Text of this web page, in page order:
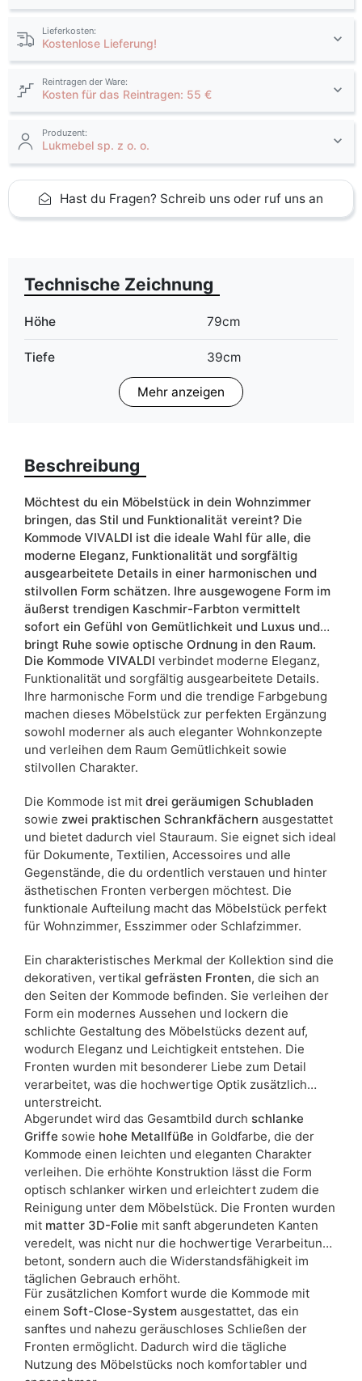
Lieferkosten:
Kostenlose Lieferung!
Reintragen der Ware:
Kosten für das Reintragen: 55 €
Produzent:
Lukmebel sp. z o. o.
Hast du Fragen? Schreib uns oder ruf uns an
Technische Zeichnung
Höhe 79cm
Tiefe 39cm
Matt
Breite
Schranktyp Stehend
ean13 5906213920461
Liefertermin: 7 Werktage
Aufgrund des Produktionsprozesses und der
Materialeigenschaften sind Maßabweichungen von +/- 2–3 cm
möglich.
Mehr anzeigen
Beschreibung
Möchtest du ein Möbelstück in dein Wohnzimmer
bringen, das Stil und Funktionalität vereint? Die
Kommode VIVALDI ist die ideale Wahl für alle, die
moderne Eleganz, Funktionalität und sorgfältig
ausgearbeitete Details in einer harmonischen und
stilvollen Form schätzen. Ihre ausgewogene Form im
äußerst trendigen Kaschmir-Farbton vermittelt
sofort ein Gefühl von Gemütlichkeit und Luxus und
bringt Ruhe sowie optische Ordnung in den Raum.
Die Kommode VIVALDI verbindet moderne Eleganz,
Funktionalität und sorgfältig ausgearbeitete Details.
Ihre harmonische Form und die trendige Farbgebung
machen dieses Möbelstück zur perfekten Ergänzung
sowohl moderner als auch eleganter Wohnkonzepte
und verleihen dem Raum Gemütlichkeit sowie
stilvollen Charakter.
Die Kommode ist mit drei geräumigen Schubladen
sowie zwei praktischen Schrankfächern ausgestattet
und bietet dadurch viel Stauraum. Sie eignet sich ideal
für Dokumente, Textilien, Accessoires und alle
Gegenstände, die du ordentlich verstauen und hinter
ästhetischen Fronten verbergen möchtest. Die
funktionale Aufteilung macht das Möbelstück perfekt
für Wohnzimmer, Esszimmer oder Schlafzimmer.
Ein charakteristisches Merkmal der Kollektion sind die
dekorativen, vertikal gefrästen Fronten, die sich an
den Seiten der Kommode befinden. Sie verleihen der
Form ein modernes Aussehen und lockern die
schlichte Gestaltung des Möbelstücks dezent auf,
wodurch Eleganz und Leichtigkeit entstehen. Die
Fronten wurden mit besonderer Liebe zum Detail
verarbeitet, was die hochwertige Optik zusätzlich
unterstreicht.
Abgerundet wird das Gesamtbild durch schlanke
Griffe sowie hohe Metallfüße in Goldfarbe, die der
Kommode einen leichten und eleganten Charakter
verleihen. Die erhöhte Konstruktion lässt die Form
optisch schlanker wirken und erleichtert zudem die
Reinigung unter dem Möbelstück. Die Fronten wurden
mit matter 3D-Folie mit sanft abgerundeten Kanten
veredelt, was nicht nur die hochwertige Verarbeitung
betont, sondern auch die Widerstandsfähigkeit im
täglichen Gebrauch erhöht.
Für zusätzlichen Komfort wurde die Kommode mit
einem Soft-Close-System ausgestattet, das ein
sanftes und nahezu geräuschloses Schließen der
Fronten ermöglicht. Dadurch wird die tägliche
Nutzung des Möbelstücks noch komfortabler und